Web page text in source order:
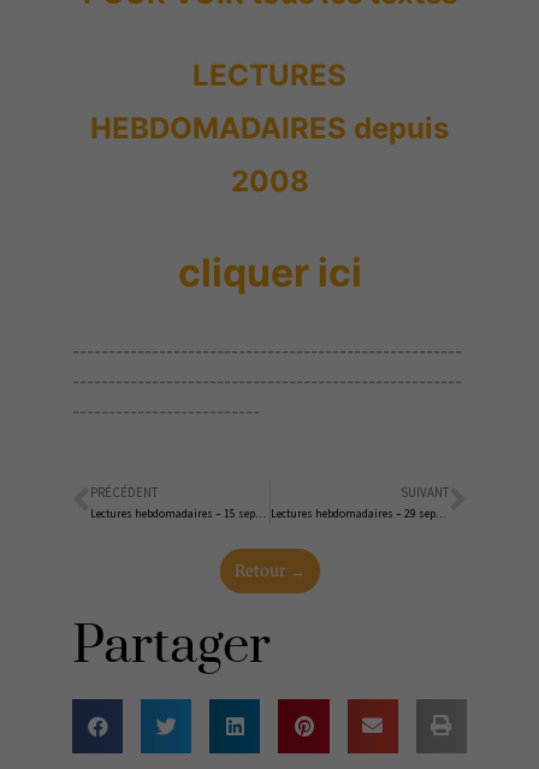
LECTURES
HEBDOMADAIRES depuis
2008
cliquer ici
------------------------------------------------------
------------------------------------------------------
--------------------------
Précédent
PRÉCÉDENT
Lectures hebdomadaires – 15 septembre 2024
SUIVANT
Lectures hebdomadaires – 29 septembre 2024
Retour →
Partager